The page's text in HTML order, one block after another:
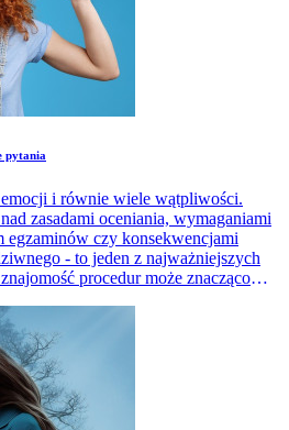
pytania
i równie wiele wątpliwości.
zasadami oceniania, wymaganiami
egzaminów czy konsekwencjami
- to jeden z najważniejszych
procedur może znacząco
na nie prostych, rzetelnych